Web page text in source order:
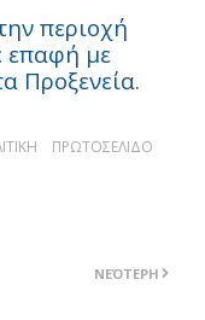
περιοχή
επαφή με
Προξενεία.
ΠΡΩΤΟΣΕΛΙΔΟ
ΝΕΌΤΕΡΗ